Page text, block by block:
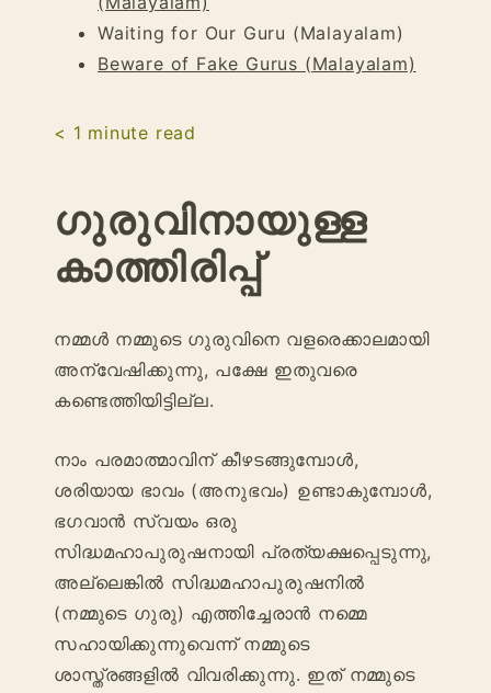
Waiting for Our Guru (Malayalam)
Beware of Fake Gurus (Malayalam)
< 1 minute read
ഗുരുവിനായുള്ള
കാത്തിരിപ്പ്
നമ്മൾ നമ്മുടെ ഗുരുവിനെ വളരെക്കാലമായി
അന്വേഷിക്കുന്നു, പക്ഷേ ഇതുവരെ
കണ്ടെത്തിയിട്ടില്ല.
നാം പരമാത്മാവിന് കീഴടങ്ങുമ്പോൾ,
ശരിയായ ഭാവം (അനുഭവം) ഉണ്ടാകുമ്പോൾ,
ഭഗവാൻ സ്വയം ഒരു
സിദ്ധമഹാപുരുഷനായി പ്രത്യക്ഷപ്പെടുന്നു,
അല്ലെങ്കിൽ സിദ്ധമഹാപുരുഷനിൽ
(നമ്മുടെ ഗുരു) എത്തിച്ചേരാൻ നമ്മെ
സഹായിക്കുന്നുവെന്ന് നമ്മുടെ
ശാസ്ത്രങ്ങളിൽ വിവരിക്കുന്നു. ഇത് നമ്മുടെ